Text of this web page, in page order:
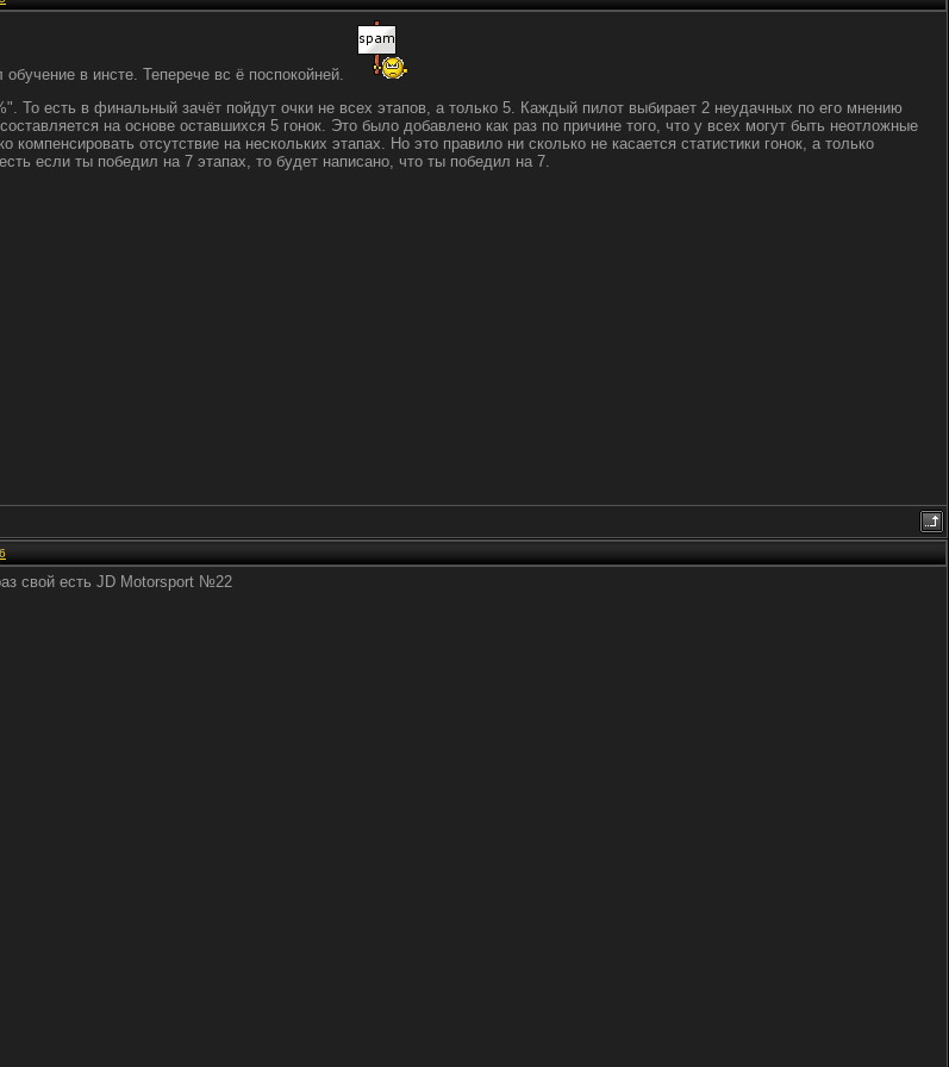
в инсте. Теперече вс ё поспокойней.
То есть в финальный зачёт пойдут очки не всех этапов, а только 5. Каждый пилот выбирает 2 неудачных по его мнению
на основе оставшихся 5 гонок. Это было добавлено как раз по причине того, что у всех могут быть неотложные
отсутствие на нескольких этапах. Но это правило ни сколько не касается статистики гонок, а только
если ты победил на 7 этапах, то будет написано, что ты победил на 7.
6
свой есть JD Motorsport №22